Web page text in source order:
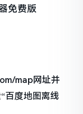
map网址并
百度地图离线